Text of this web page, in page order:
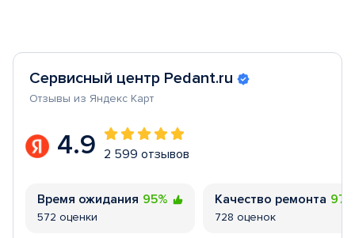
Сервисный центр Pedant.ru
Отзывы из Яндекс Карт
4.9 2 599 отзывов
Время ожидания 95%
572 оценки
Качество ремонта
728 оценок